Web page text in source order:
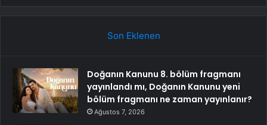
Son Eklenen
Doğanın Kanunu 8. bölüm fragmanı
yayınlandı mı, Doğanın Kanunu yeni
bölüm fragmanı ne zaman yayınlanır?
Ağustos 7, 2026